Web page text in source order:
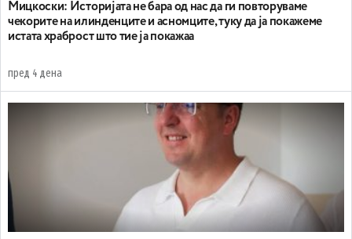
Мицкоски: Историјата не бара од нас да ги повторуваме
чекорите на илинденците и асномците, туку да ја покажеме
истата храброст што тие ја покажаа
пред 4 дена